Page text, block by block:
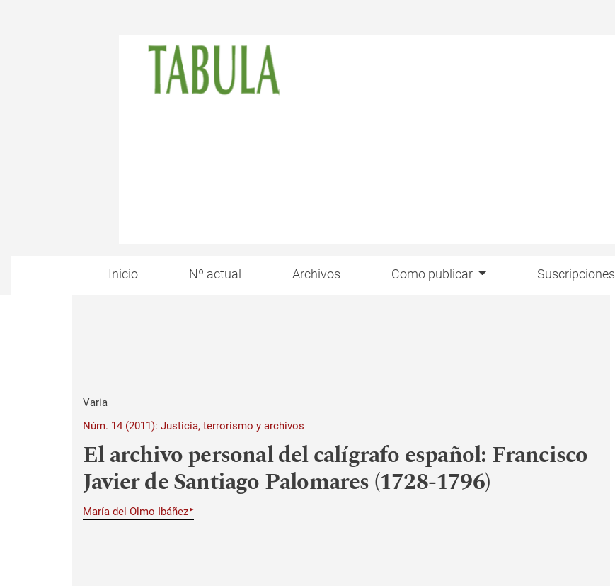
Inicio Nº actual Archivos Como publicar Suscripciones
Varia
Núm. 14 (2011): Justicia, terrorismo y archivos
El archivo personal del calígrafo español: Francisco
Javier de Santiago Palomares (1728-1796)
María del Olmo Ibáñez▸